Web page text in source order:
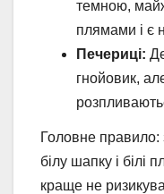
темною,
плямами і є
Печериці:
гнойовик,
Головне правило:
білу шапку і білі
краще не